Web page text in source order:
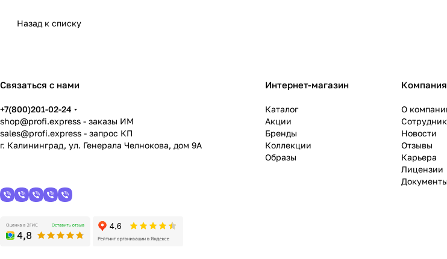
Назад к списку
Связаться с нами
+7(800)201-02-24
shop@profi.express - заказы ИМ
sales@profi.express - запрос КП
г. Калининград, ул. Генерала Челнокова, дом 9A
Интернет-магазин
Каталог
Акции
Бренды
Коллекции
Образы
Компания
О
Новости
Отзывы
Карьера
Лицензии
Документы